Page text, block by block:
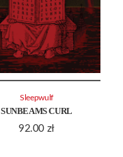
SUNBEAMS CURL
92.00 zł
Sleepwulf